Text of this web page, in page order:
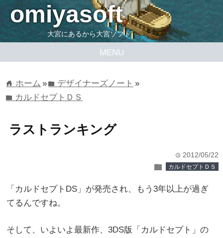
omiyasoft
大宮にあるから大宮ソフト
MENU
home ホーム »folder デザイナーズノート »
folder カルドセプトＤＳ
ラストランキング
time 2012/05/22
folder カルドセプトＤＳ
「カルドセプトDS」が発売され、もう3年以上が過ぎ
てるんですね。
そして、いよいよ最新作、3DS版「カルドセプト」の